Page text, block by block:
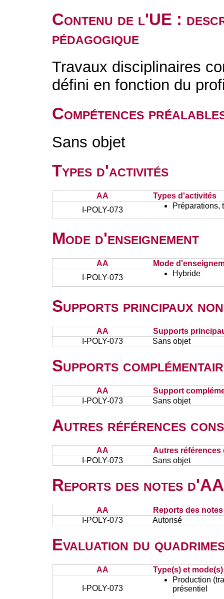
Contenu de l'UE :
pédagogique
Travaux disciplinaires
défini en fonction du
Compétences
Sans objet
Types d'activités
AA
Types d'activités
I-POLY-073
Préparations,
Mode d'enseignement
AA
Mode
I-POLY-073
Hybride
Supports principaux
AA
Supports
I-POLY-073
Sans objet
Supports
AA
Support
I-POLY-073
Sans objet
Autres références
AA
Autres références
I-POLY-073
Sans objet
Reports des notes
AA
Reports des
I-POLY-073
Autorisé
Evaluation du
AA Type(s) et
I-POLY-073
Production
présentiel